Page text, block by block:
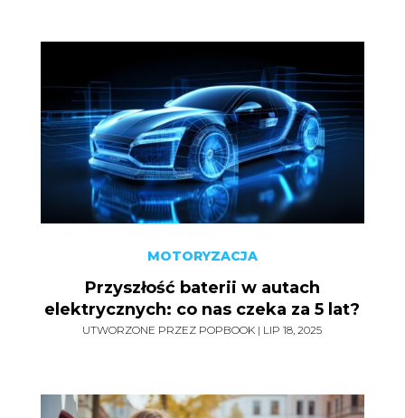
MOTORYZACJA
Przyszłość baterii w autach
elektrycznych: co nas czeka za 5 lat?
UTWORZONE PRZEZ POPBOOK | LIP 18, 2025